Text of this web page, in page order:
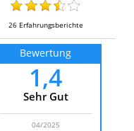
26 Erfahrungsberichte
Bewertung
1,4
Sehr Gut
04/2025